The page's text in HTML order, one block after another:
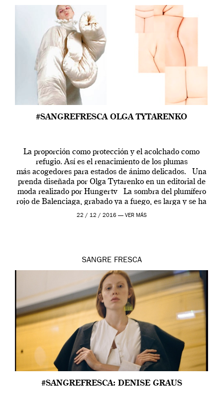
#SANGREFRESCA OLGA TYTARENKO
La proporción como protección y el acolchado como
refugio. Así es el renacimiento de los plumas
más acogedores para estados de ánimo delicados. Una
prenda diseñada por Olga Tytarenko en un editorial de
moda realizado por Hungertv La sombra del plumífero
rojo de Balenciaga, grabado ya a fuego, es larga y se ha
extendido […]
22 / 12 / 2016 — VER MÁS
SANGRE FRESCA
#SANGREFRESCA: DENISE GRAUS